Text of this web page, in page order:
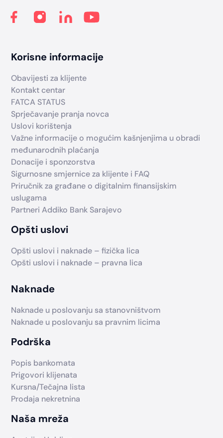
Korisne informacije
Obavijesti za klijente
Kontakt centar
FATCA STATUS
Sprječavanje pranja novca
Uslovi korištenja
Važne informacije o mogućim kašnjenjima u obradi
međunarodnih plaćanja
Donacije i sponzorstva
Sigurnosne smjernice za klijente i FAQ
Priručnik za građane o digitalnim finansijskim
uslugama
Partneri Addiko Bank Sarajevo
Opšti uslovi
Opšti uslovi i naknade – fizička lica
Opšti uslovi i naknade – pravna lica
Naknade
Naknade u poslovanju sa stanovništvom
Naknade u poslovanju sa pravnim licima
Podrška
Popis bankomata
Prigovori klijenata
Kursna/Tečajna lista
Prodaja nekretnina
Naša mreža